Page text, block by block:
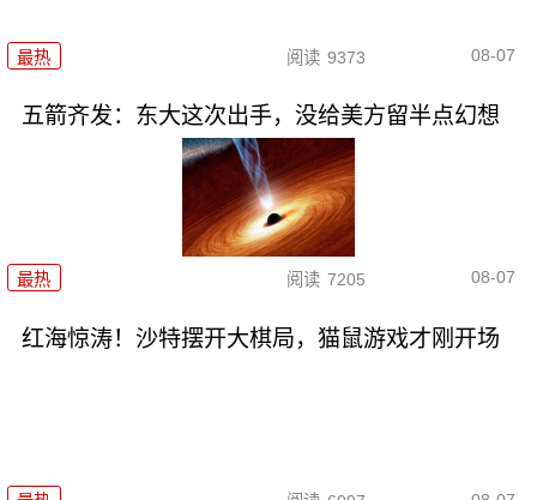
最热 阅读 9373 08-07
五箭齐发：东大这次出手，没给美方留半点幻想
最热 阅读 7205 08-07
红海惊涛！沙特摆开大棋局，猫鼠游戏才刚开场